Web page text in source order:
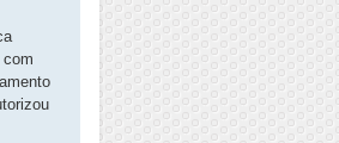
com